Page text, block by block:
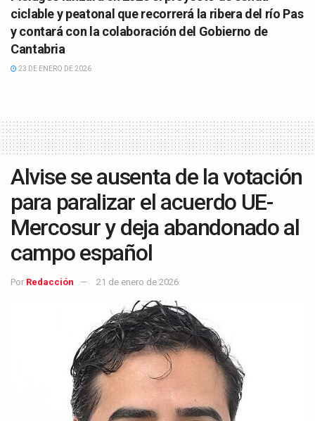
ciclable y peatonal que recorrerá la ribera del río Pas
y contará con la colaboración del Gobierno de
Cantabria
23 DE ENERO DE 2026
Alvise se ausenta de la votación
para paralizar el acuerdo UE-
Mercosur y deja abandonado al
campo español
Por Redacción 21 de enero de 2026